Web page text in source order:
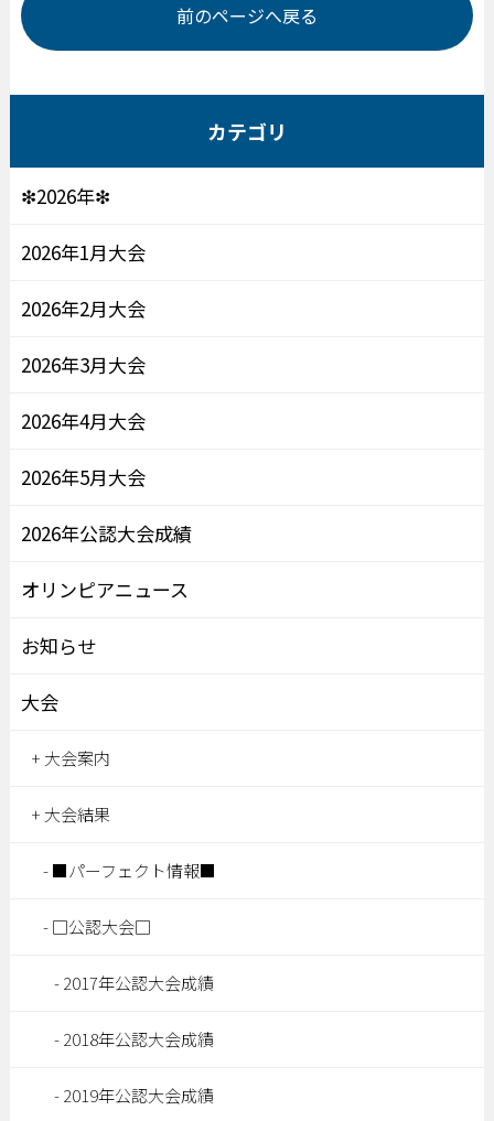
前のページへ戻る
カテゴリ
❇2026年❇
2026年1月大会
2026年2月大会
2026年3月大会
2026年4月大会
2026年5月大会
2026年公認大会成績
オリンピアニュース
お知らせ
大会
大会案内
大会結果
■パーフェクト情報■
□公認大会□
2017年公認大会成績
2018年公認大会成績
2019年公認大会成績